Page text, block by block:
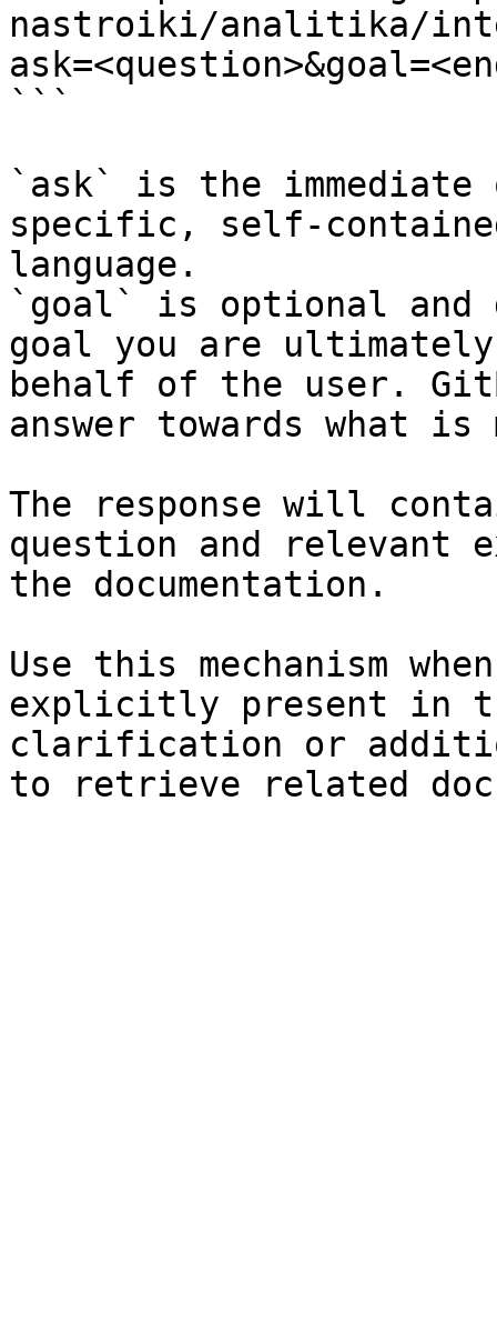
nastroiki/analitika/
```
`ask` is the
specific, self-
language.
`goal` is optional and
goal you are
behalf of the user.
answer towards what
The response will
question and relevant
the documentation.
Use this mechanism
explicitly present in
clarification or